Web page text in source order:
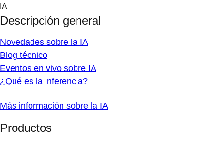
Skip
content
IA
Descripción general
Novedades sobre la IA
Blog técnico
Eventos en vivo sobre IA
¿Qué es la inferencia?
Más información sobre la IA
Productos